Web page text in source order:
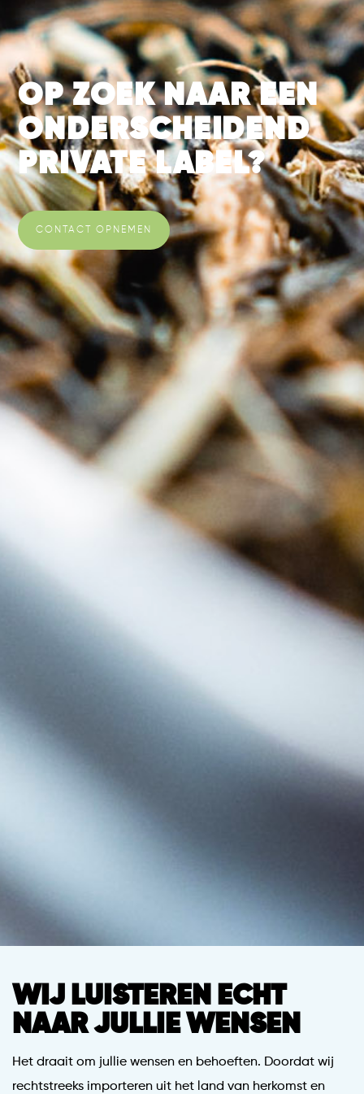
OP ZOEK NAAR EEN
ONDERSCHEIDEND
PRIVATE LABEL?
CONTACT OPNEMEN
WIJ LUISTEREN ECHT
NAAR JULLIE WENSEN
Het draait om jullie wensen en behoeften. Doordat wij
rechtstreeks importeren uit het land van herkomst en